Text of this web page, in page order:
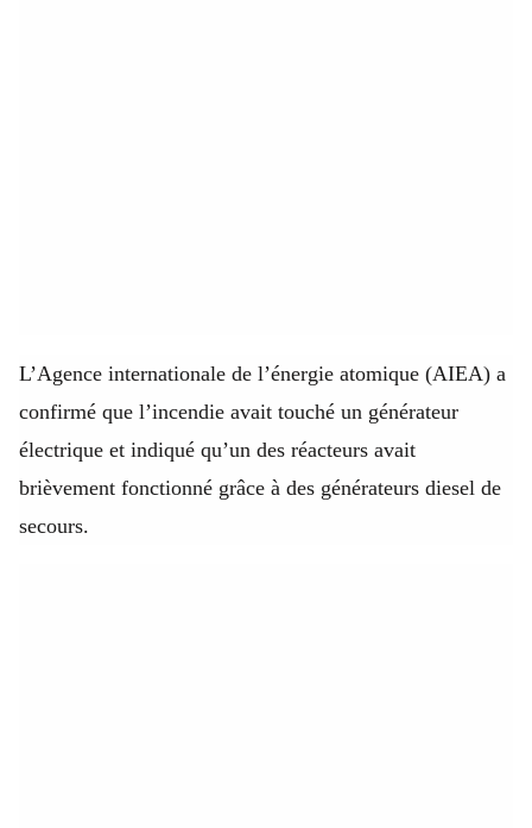
L’Agence internationale de l’énergie atomique (AIEA) a
confirmé que l’incendie avait touché un générateur
électrique et indiqué qu’un des réacteurs avait
brièvement fonctionné grâce à des générateurs diesel de
secours.